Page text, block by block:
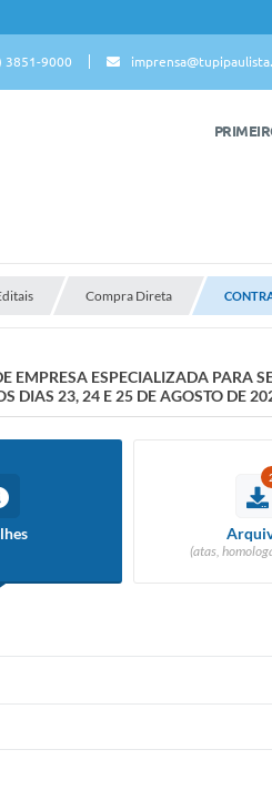
3851-9000
Compra Direta
EMPRESA ESPECIALIZADA PARA
DIAS 23, 24 E 25 DE AGOSTO DE
(atas,